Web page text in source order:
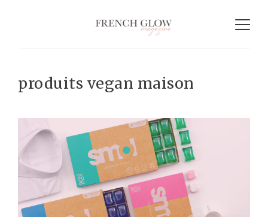
produits vegan maison